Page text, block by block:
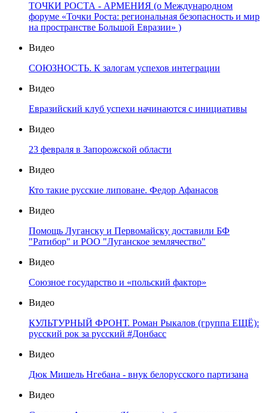
ТОЧКИ РОСТА - АРМЕНИЯ (о Международном
форуме «Точки Роста: региональная безопасность и мир
на пространстве Большой Евразии» )
Видео
СОЮЗНОСТЬ. К залогам успехов интеграции
Видео
Евразийский клуб успехи начинаются с инициативы
Видео
23 февраля в Запорожской области
Видео
Кто такие русские липоване. Федор Афанасов
Видео
Помощь Луганску и Первомайску доставили БФ
"Ратибор" и РОО "Луганское землячество"
Видео
Союзное государство и «польский фактор»
Видео
КУЛЬТУРНЫЙ ФРОНТ. Роман Рыкалов (группа ЕЩЁ):
русский рок за русский #Донбасс
Видео
Дюк Мишель Нгебана - внук белорусского партизана
Видео